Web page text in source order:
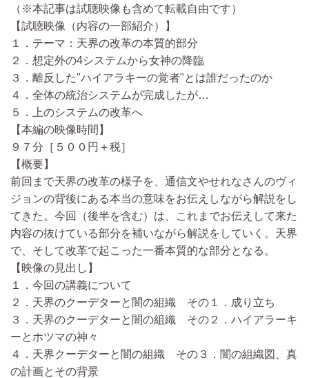
（※本記事は試聴映像も含めて転載自由です）
【試聴映像（内容の一部紹介）】
１．テーマ：天界の改革の本質的部分
２．想定外の4システムから女神の降臨
３．離反した"ハイアラキーの覚者"とは誰だったのか
４．全体の統治システムが完成したが…
５．上のシステムの改革へ
【本編の映像時間】
９７分［５００円＋税］
【概要】
前回まで天界の改革の様子を、通信文やせれなさんのヴィ
ジョンの背後にある本当の意味をお伝えしながら解説をし
てきた。今回（後半を含む）は、これまでお伝えして来た
内容の抜けている部分を補いながら解説をしていく。天界
で、そして改革で起こった一番本質的な部分となる。
【映像の見出し】
１．今回の講義について
２．天界のクーデターと闇の組織 その１．成り立ち
３．天界のクーデターと闇の組織 その２．ハイアラーキ
ーとホツマの神々
４．天界クーデターと闇の組織 その３．闇の組織図、真
の計画とその背景